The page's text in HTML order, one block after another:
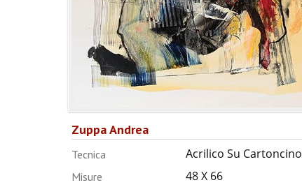
Zuppa Andrea
Tecnica Acrilico Su Cartoncino
Misure 48 X 66